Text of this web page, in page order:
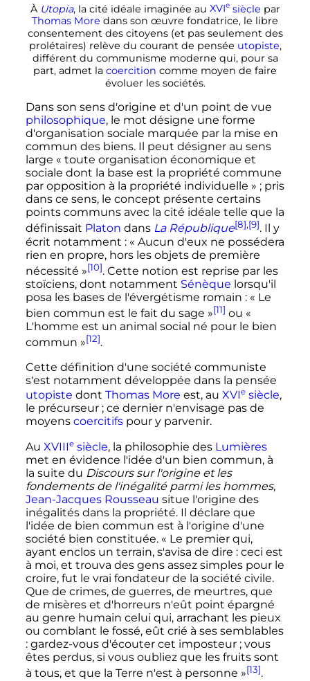
À Utopia, la cité idéale imaginée au XVIesiècle par
Thomas More dans son œuvre fondatrice, le libre
consentement des citoyens (et pas seulement des
prolétaires) relève du courant de pensée utopiste,
différent du communisme moderne qui, pour sa
part, admet la coercition comme moyen de faire
évoluer les sociétés.
Dans son sens d'origine et d'un point de vue
philosophique, le mot désigne une forme
d'organisation sociale marquée par la mise en
commun des biens. Il peut désigner au sens
large « toute organisation économique et
sociale dont la base est la propriété commune
par opposition à la propriété individuelle » ; pris
dans ce sens, le concept présente certains
points communs avec la cité idéale telle que la
définissait Platon dans La République[8],[9]. Il y
écrit notamment : « Aucun d'eux ne possédera
rien en propre, hors les objets de première
nécessité »[10]. Cette notion est reprise par les
stoïciens, dont notamment Sénèque lorsqu'il
posa les bases de l'évergétisme romain : « Le
bien commun est le fait du sage »[11] ou «
L'homme est un animal social né pour le bien
commun »[12].
Cette définition d'une société communiste
s'est notamment développée dans la pensée
utopiste dont Thomas More est, au XVIesiècle,
le précurseur ; ce dernier n'envisage pas de
moyens coercitifspour y parvenir.
Au XVIIIesiècle, la philosophie des Lumières
met en évidence l'idée d'un bien commun, à
la suite du Discours sur l'origine et les
fondements de l'inégalité parmi les hommes,
Jean-Jacques Rousseau situe l'origine des
inégalités dans la propriété. Il déclare que
l'idée de bien commun est à l'origine d'une
société bien constituée. « Le premier qui,
ayant enclos un terrain, s'avisa de dire : ceci est
à moi, et trouva des gens assez simples pour le
croire, fut le vrai fondateur de la société civile.
Que de crimes, de guerres, de meurtres, que
de misères et d'horreurs n'eût point épargné
au genre humain celui qui, arrachant les pieux
ou comblant le fossé, eût crié à ses semblables
: gardez-vous d'écouter cet imposteur ; vous
êtes perdus, si vous oubliez que les fruits sont
à tous, et que la Terre n'est à personne »[13].